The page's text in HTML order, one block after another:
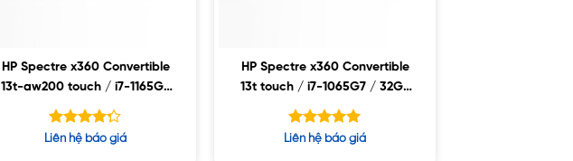
HP Spectre x360 Convertible
13t-aw200 touch / i7-1165G7
/ 32GB / 512GB SSD / 13.3″
4K UHD / Win11
Được xếp
Liên hệ báo giá
HP Spectre x360 Convertible
13t touch / i7-1065G7 / 32GB
/ 512GB SSD / 13.3″ FHD /
Win10
Được xếp
Liên hệ báo giá